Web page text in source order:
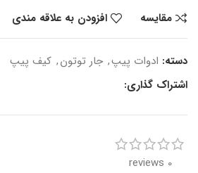
مقایسه
افزودن به علاقه مندی
دسته: ادوات پیپ, جار توتون, کیف پیپ
اشتراک گذاری:
0 reviews